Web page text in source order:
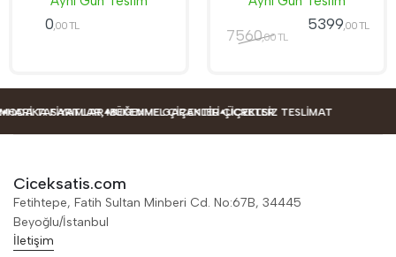
0,00 TL
7560,00 TL
5399,00 TL
FIYATLAR, MÜKEMMEL ÇIÇEKLER ÜCRETSIZ TESLIMAT
BEĞENME GARANTILI ÇIÇEKLER
Ciceksatis.com
Fetihtepe, Fatih Sultan Minberi Cd. No:67B, 34445
Beyoğlu/İstanbul
İletişim